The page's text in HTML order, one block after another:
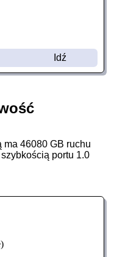
Idź
46080 GB ruchu
portu 1.0